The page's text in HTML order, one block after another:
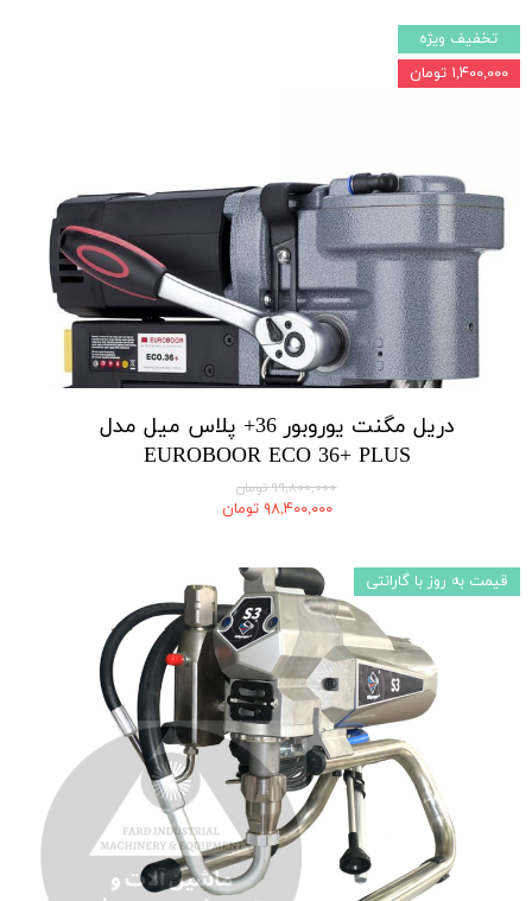
دریل مگنت یوروبور 36+ پلاس میل مدل
EUROBOOR ECO 36+ PLUS
۹۹,۸۰۰,۰۰۰ تومان
۹۸,۴۰۰,۰۰۰ تومان
تخفیف ویژه
۱,۴۰۰,۰۰۰ تومان
قیمت به روز با گارانتی